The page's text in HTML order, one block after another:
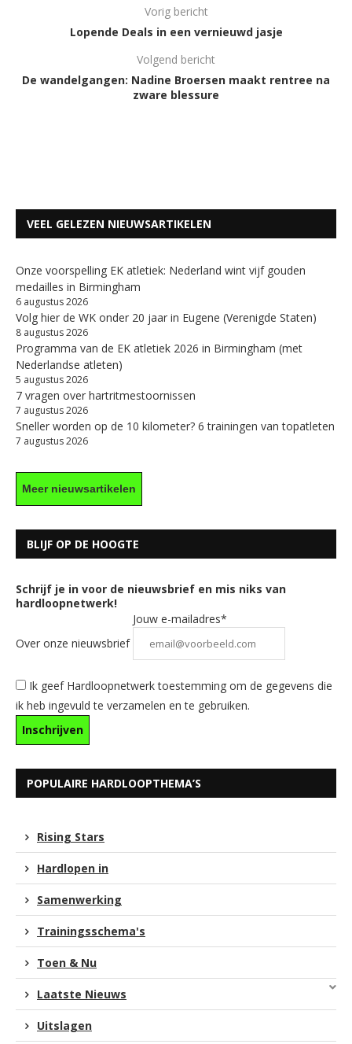
Vorig bericht
Lopende Deals in een vernieuwd jasje
Volgend bericht
De wandelgangen: Nadine Broersen maakt rentree na
zware blessure
VEEL GELEZEN NIEUWSARTIKELEN
Onze voorspelling EK atletiek: Nederland wint vijf gouden
medailles in Birmingham
6 augustus 2026
Volg hier de WK onder 20 jaar in Eugene (Verenigde Staten)
8 augustus 2026
Programma van de EK atletiek 2026 in Birmingham (met
Nederlandse atleten)
5 augustus 2026
7 vragen over hartritmestoornissen
7 augustus 2026
Sneller worden op de 10 kilometer? 6 trainingen van topatleten
7 augustus 2026
Meer nieuwsartikelen
BLIJF OP DE HOOGTE
Schrijf je in voor de nieuwsbrief en mis niks van
hardloopnetwerk!
Over onze nieuwsbrief
Jouw e-mailadres*
Ik geef Hardloopnetwerk toestemming om de gegevens die
ik heb ingevuld te verzamelen en te gebruiken.
POPULAIRE HARDLOOPTHEMA’S
Rising Stars
Hardlopen in
Samenwerking
Trainingsschema's
Toen & Nu
Laatste Nieuws
Uitslagen